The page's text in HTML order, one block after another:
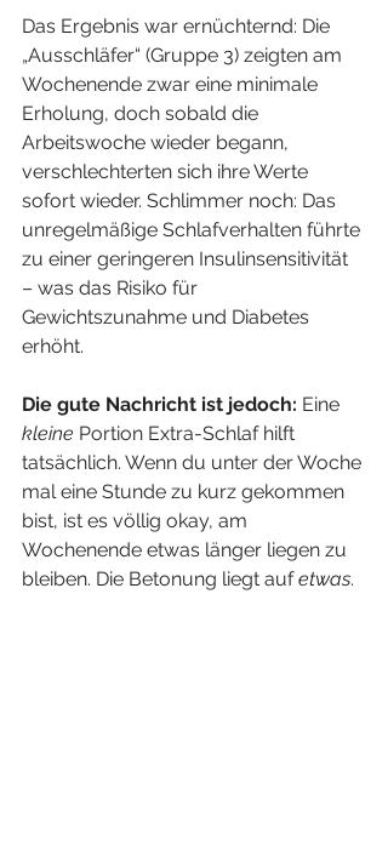
Das Ergebnis war ernüchternd: Die
„Ausschläfer“ (Gruppe 3) zeigten am
Wochenende zwar eine minimale
Erholung, doch sobald die
Arbeitswoche wieder begann,
verschlechterten sich ihre Werte
sofort wieder. Schlimmer noch: Das
unregelmäßige Schlafverhalten führte
zu einer geringeren Insulinsensitivität
– was das Risiko für
Gewichtszunahme und Diabetes
erhöht.
Die gute Nachricht ist jedoch: Eine
kleine Portion Extra-Schlaf hilft
tatsächlich. Wenn du unter der Woche
mal eine Stunde zu kurz gekommen
bist, ist es völlig okay, am
Wochenende etwas länger liegen zu
bleiben. Die Betonung liegt auf etwas.